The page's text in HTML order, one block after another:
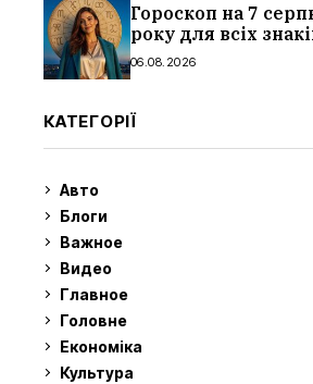
Гороскоп на 7
року для всіх
зодіаку: кому
06.08.2026
КАТЕГОРІЇ
Авто
Блоги
Важное
Видео
Главное
Головне
Економіка
Культура